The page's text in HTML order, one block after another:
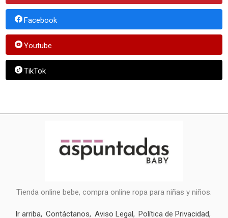
Facebook
Youtube
TikTok
Tienda online bebe, compra online ropa para niñas y niños.
Ir arriba Contáctanos Aviso Legal
Política de Privacidad